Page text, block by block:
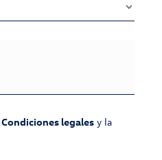
Condiciones legales y la